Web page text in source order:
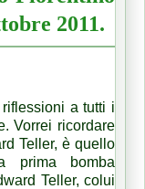
2011.
a tutti i
Vorrei ricordare
Teller, è quello
prima bomba
Teller, colui